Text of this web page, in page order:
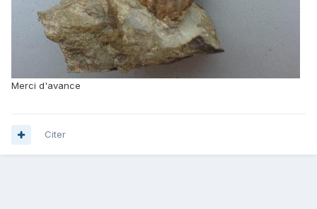
Merci d'avance
Citer